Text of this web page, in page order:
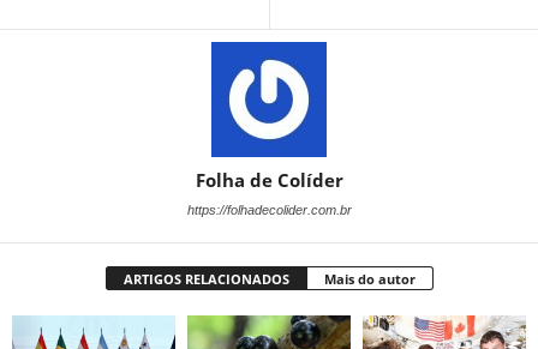
Folha de Colíder
https://folhadecolider.com.br
ARTIGOS RELACIONADOS Mais do autor